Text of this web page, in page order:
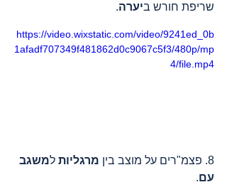
שריפת חורש ביערה.
https://video.wixstatic.com/video/9241ed_0b
1afadf707349f481862d0c9067c5f3/480p/mp
4/file.mp4
8. פצמ"רים על מוצב בין מרגליות למשגב
עם.